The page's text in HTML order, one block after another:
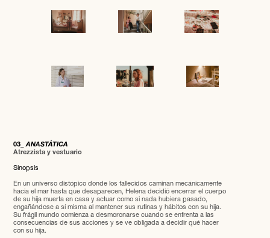
03_ANASTÁTICA
Atrezzista y vestuario
Sinopsis
En un universo distópico donde los fallecidos caminan mecánicamente
hacia el mar hasta que desaparecen, Helena decidió encerrar el cuerpo
de su hija muerta en casa y actuar como si nada hubiera pasado,
engañándose a sí misma al mantener sus rutinas y hábitos con su hija.
Su frágil mundo comienza a desmoronarse cuando se enfrenta a las
consecuencias de sus acciones y se ve obligada a decidir qué hacer
con su hija.